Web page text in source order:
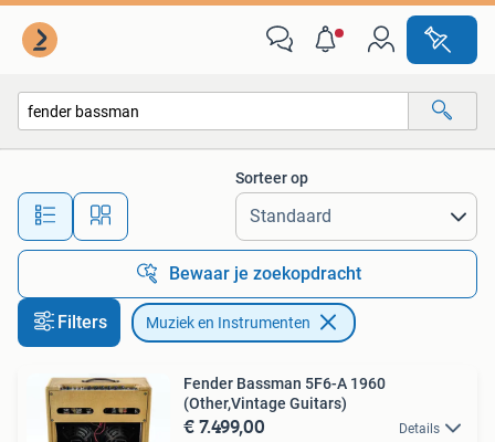
Alle afstanden…
Sorteer op
Bewaar je zoekopdracht
Filters Muziek en Instrumenten
Fender Bassman 5F6-A 1960
(Other,Vintage Guitars)
€ 7.499,00 Details